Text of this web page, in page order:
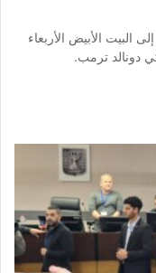
البيت الأبيض الأربعاء
دونالد ترمب.